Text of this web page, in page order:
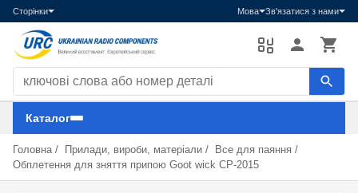
Сторінки Мова Зв'язатися з нами
Пошук компонентів
Каталог
Головна / Прилади, вироби, матеріали / Все для паяння /
Обплетення для зняття припою Goot wick CP-2015